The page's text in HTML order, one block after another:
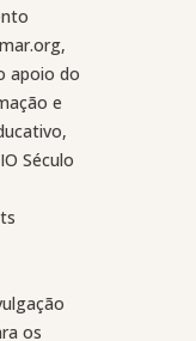
apoio do
e
Século
os